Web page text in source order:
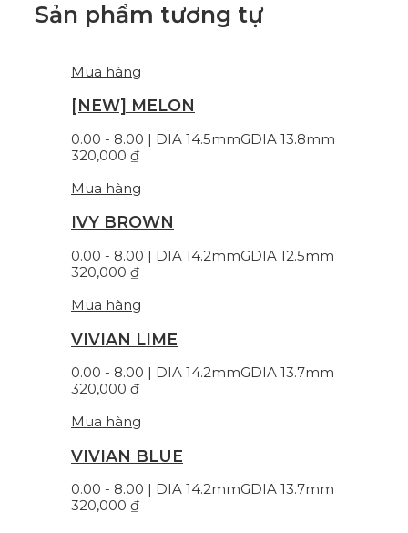
Sản phẩm tương tự
Mua hàng
[NEW] MELON
0.00 - 8.00 | DIA 14.5mmGDIA 13.8mm
320,000 ₫
Mua hàng
IVY BROWN
0.00 - 8.00 | DIA 14.2mmGDIA 12.5mm
320,000 ₫
Mua hàng
VIVIAN LIME
0.00 - 8.00 | DIA 14.2mmGDIA 13.7mm
320,000 ₫
Mua hàng
VIVIAN BLUE
0.00 - 8.00 | DIA 14.2mmGDIA 13.7mm
320,000 ₫